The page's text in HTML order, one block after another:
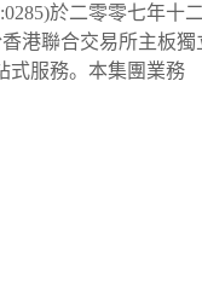
於二零零七年
港聯合交易所主板
式服務。本集團業務